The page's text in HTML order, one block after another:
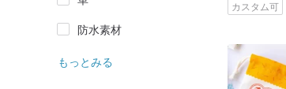
防水素材
もっとみる
カスタム可